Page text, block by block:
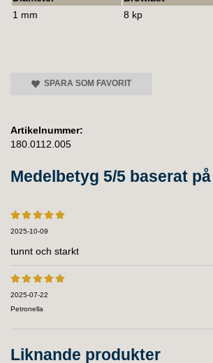
1 mm
8 kp
SPARA SOM FAVORIT
Artikelnummer:
180.0112.005
Medelbetyg 5/5 baserat på
2025-10-09
tunnt och starkt
2025-07-22
Petronella
Liknande produkter